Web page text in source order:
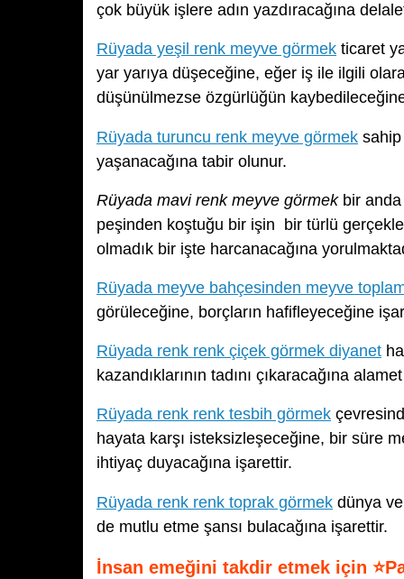
çok büyük işlere adın yazdıracağına
Rüyada yeşil renk meyve görmek ticaret
yar yarıya düşeceğine, eğer iş ile ilgili
düşünülmezse özgürlüğün
Rüyada turuncu renk meyve görmek
yaşanacağına tabir olunur.
Rüyada mavi renk meyve görmekbir anda
peşinden koştuğu bir işin bir türlü
olmadık bir işte harcanacağına
Rüyada meyve bahçesinden meyve
görüleceğine, borçların hafifleyeceğine
Rüyada renk renk çiçek görmek diyanet
kazandıklarının tadını çıkaracağına
Rüyada renk renk tesbih görmek
hayata karşı isteksizleşeceğine, bir süre
ihtiyaç duyacağına işarettir.
Rüyada renk renk toprak görmek dünya
de mutlu etme şansı bulacağına işarettir.
İnsan emeğini takdir etmek için